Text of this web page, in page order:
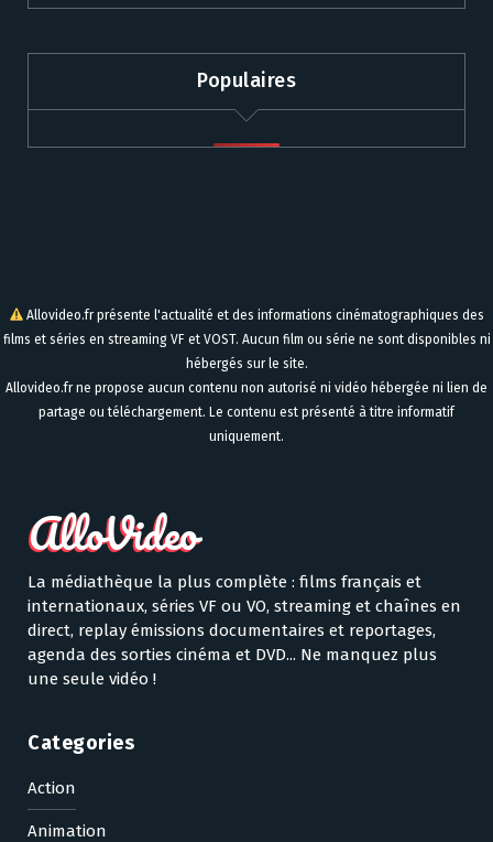
Populaires
Allovideo.fr présente l'actualité et des informations cinématographiques des
films et séries en streaming VF et VOST. Aucun film ou série ne sont disponibles ni
hébergés sur le site.
Allovideo.fr ne propose aucun contenu non autorisé ni vidéo hébergée ni lien de
partage ou téléchargement. Le contenu est présenté à titre informatif
uniquement.
La médiathèque la plus complète : films français et
internationaux, séries VF ou VO, streaming et chaînes en
direct, replay émissions documentaires et reportages,
agenda des sorties cinéma et DVD... Ne manquez plus
une seule vidéo !
Categories
Action
Animation